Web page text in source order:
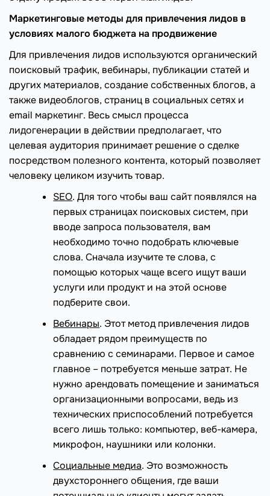
Маркетинговые методы для привлечения лидов в
условиях малого бюджета на продвижение
Для привлечения лидов используются органический
поисковый трафик, вебинары, публикации статей и
других материалов, создание собственных блогов, а
также видеоблогов, страниц в социальных сетях и
email маркетинг. Весь смысл процесса
лидогенерации в действии предполагает, что
целевая аудитория принимает решение о сделке
посредством полезного контента, который позволяет
человеку целиком изучить товар.
SEO. Для того чтобы ваш сайт появлялся на
первых страницах поисковых систем, при
вводе запроса пользователя, вам
необходимо точно подобрать ключевые
слова. Сначала изучите те слова, с
помощью которых чаще всего ищут ваши
услуги или продукт и на этой основе
подберите свои.
Вебинары. Этот метод привлечения лидов
обладает рядом преимуществ по
сравнению с семинарами. Первое и самое
главное – потребуется меньше затрат. Не
нужно арендовать помещение и заниматься
организационными вопросами, ведь из
технических приспособлений потребуется
всего лишь только: компьютер, веб-камера,
микрофон, наушники или колонки.
Социальные медиа. Это возможность
двухстороннего общения, где ваши